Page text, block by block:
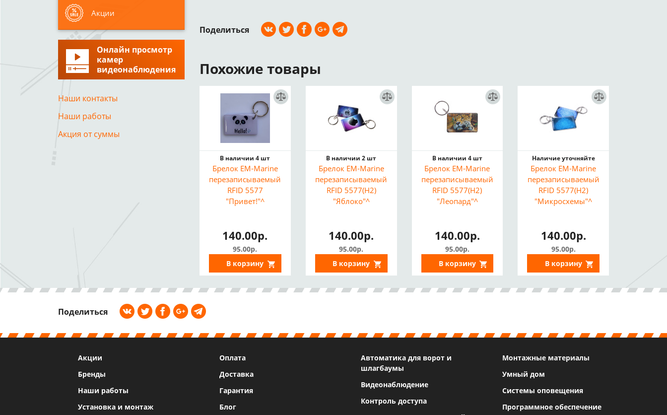
Акции
Онлайн просмотр
камер
видеонаблюдения
Наши контакты
Наши работы
Акция от суммы
Поделиться
Похожие товары
В наличии 4 шт
Брелок EM-Marine
перезаписываемый
RFID 5577
"Привет!"^
140.00р.
95.00р.
В корзину
В наличии 2 шт
Брелок EM-Marine
перезаписываемый
RFID 5577(H2)
"Яблоко"^
140.00р.
95.00р.
В корзину
В наличии 4 шт
Брелок EM-Marine
перезаписываемый
RFID 5577(H2)
"Леопард"^
140.00р.
95.00р.
В корзину
Наличие уточняйте
Брелок EM-Marine
перезаписываемый
RFID 5577(H2)
"Микросхемы"^
140.00р.
95.00р.
В корзину
Поделиться
Акции
Бренды
Наши работы
Установка и монтаж
Оплата
Доставка
Гарантия
Блог
Автоматика для ворот и
шлагбаумы
Видеонаблюдение
Контроль доступа
Монтажные материалы
Умный дом
Системы оповещения
Программное обеспечение